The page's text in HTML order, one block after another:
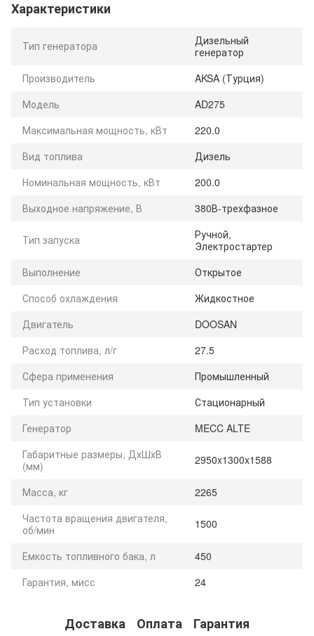
Характеристики
Тип генератора
Дизельный
генератор
Производитель
AKSA (Турция)
Модель
AD275
Максимальная мощность, кВт
220.0
Вид топлива
Дизель
Номинальная мощность, кВт
200.0
Выходное напряжение, В
380В-трехфазное
Тип запуска
Ручной,
Электростартер
Выполнение
Открытое
Способ охлаждения
Жидкостное
Двигатель
DOOSAN
Расход топлива, л/г
27.5
Сфера применения
Промышленный
Тип установки
Стационарный
Генератор
MECC ALTE
Габаритные размеры, ДхШхВ
(мм)
2950x1300x1588
Масса, кг
2265
Частота вращения двигателя,
об/мин
1500
Емкость топливного бака, л
450
Гарантия, мисс
24
Доставка Оплата Гарантия